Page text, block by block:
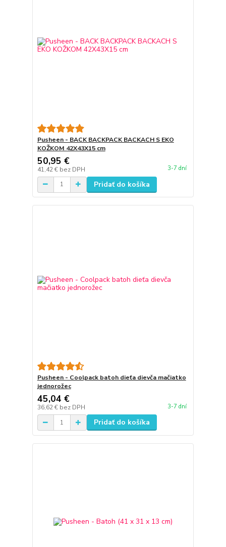
Pusheen - BACK BACKPACK BACKACH S EKO
KOŽKOM 42X43X15 cm
50,95 €
41,42 € bez DPH 3-7 dní
Pridať do košíka
Pusheen - Coolpack batoh dieťa dievča mačiatko
jednorožec
45,04 €
36,62 € bez DPH 3-7 dní
Pridať do košíka